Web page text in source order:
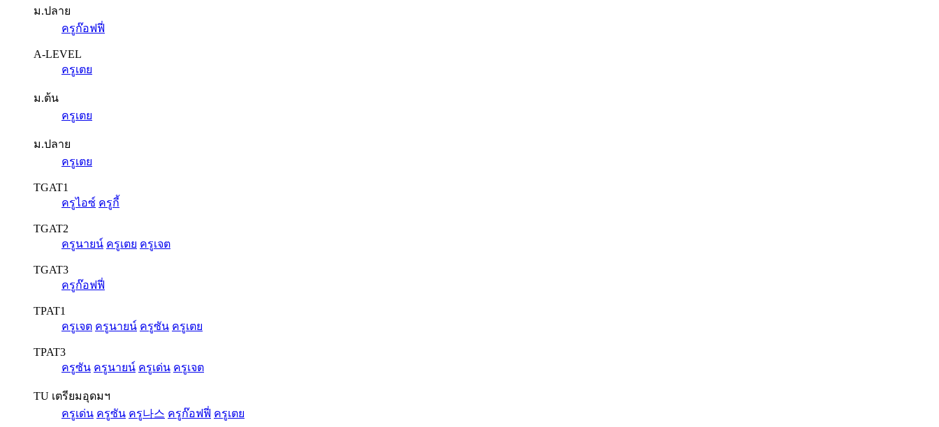
ม.ปลาย
ครูก๊อฟฟี่
A-LEVEL
ครูเตย
ม.ต้น
ครูเตย
ม.ปลาย
ครูเตย
TGAT1
ครูไอซ์ ครูกี้
TGAT2
ครูนายน์ ครูเตย ครูเจต
TGAT3
ครูก๊อฟฟี่
TPAT1
ครูเจต ครูนายน์ ครูซัน ครูเตย
TPAT3
ครูซัน ครูนายน์ ครูเด่น ครูเจต
TU เตรียมอุดมฯ
ครูเด่น ครูซัน ครู나스 ครูก๊อฟฟี่ ครูเตย